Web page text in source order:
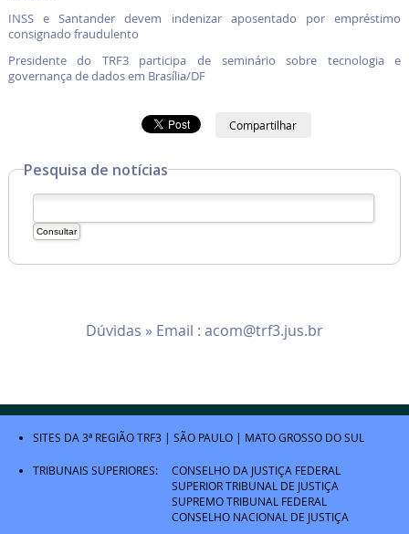
INSS e Santander devem indenizar aposentado por empréstimo
consignado fraudulento
Presidente do TRF3 participa de seminário sobre tecnologia e
governança de dados em Brasília/DF
Compartilhar
Pesquisa de notícias
Dúvidas » Email : acom@trf3.jus.br
SITES DA 3ª REGIÃOTRF3 | SÃO PAULO | MATO GROSSO DO SUL
TRIBUNAIS SUPERIORES:
CONSELHO DA JUSTIÇA FEDERAL
SUPERIOR TRIBUNAL DE JUSTIÇA
SUPREMO TRIBUNAL FEDERAL
CONSELHO NACIONAL DE JUSTIÇA